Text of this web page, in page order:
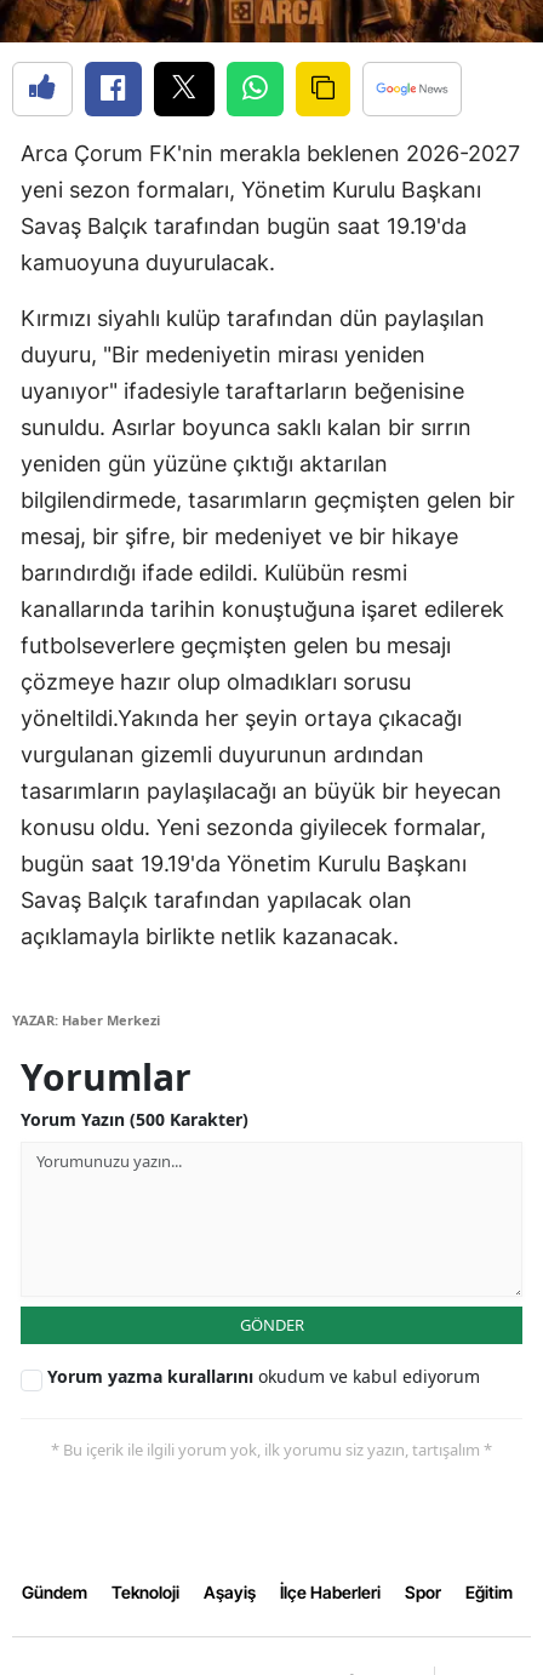
Diyarbakır
Erzurum
Gaziantep
Gümüşhane
Hakkari
Hatay
Isparta
Mersin
İstanbul
İzmir
Kars
Kastamonu
Kayseri
Muğla
Nevşehir
Arca Çorum FK'nin merakla beklenen 2026-2027
yeni sezon formaları, Yönetim Kurulu Başkanı
Savaş Balçık tarafından bugün saat 19.19'da
kamuoyuna duyurulacak.
Kırmızı siyahlı kulüp tarafından dün paylaşılan
duyuru, "Bir medeniyetin mirası yeniden
uyanıyor" ifadesiyle taraftarların beğenisine
sunuldu. Asırlar boyunca saklı kalan bir sırrın
yeniden gün yüzüne çıktığı aktarılan
bilgilendirmede, tasarımların geçmişten gelen bir
mesaj, bir şifre, bir medeniyet ve bir hikaye
barındırdığı ifade edildi. Kulübün resmi
kanallarında tarihin konuştuğuna işaret edilerek
futbolseverlere geçmişten gelen bu mesajı
çözmeye hazır olup olmadıkları sorusu
yöneltildi.Yakında her şeyin ortaya çıkacağı
vurgulanan gizemli duyurunun ardından
tasarımların paylaşılacağı an büyük bir heyecan
konusu oldu. Yeni sezonda giyilecek formalar,
bugün saat 19.19'da Yönetim Kurulu Başkanı
Savaş Balçık tarafından yapılacak olan
açıklamayla birlikte netlik kazanacak.
YAZAR: Haber Merkezi
Yorumlar
Yorum Yazın (500 Karakter)
GÖNDER
Yorum yazma kurallarını okudum ve kabul ediyorum
* Bu içerik ile ilgili yorum yok, ilk yorumu siz yazın, tartışalım *
Gündem Teknoloji Aşayiş İlçe Haberleri Spor Eğitim